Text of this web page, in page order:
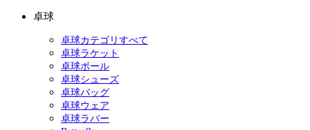
卓球
卓球カテゴリすべて
卓球ラケット
卓球ボール
卓球シューズ
卓球バッグ
卓球ウェア
卓球ラバー